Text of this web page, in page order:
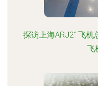
探访上海ARJ21飞机
飞